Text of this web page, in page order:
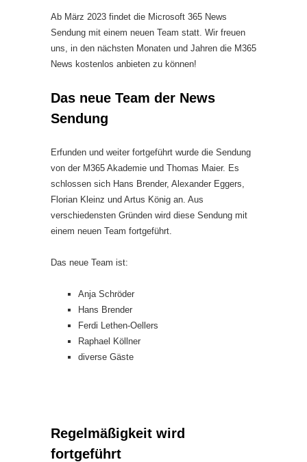
Ab März 2023 findet die Microsoft 365 News
Sendung mit einem neuen Team statt. Wir freuen
uns, in den nächsten Monaten und Jahren die M365
News kostenlos anbieten zu können!
Das neue Team der News
Sendung
Erfunden und weiter fortgeführt wurde die Sendung
von der M365 Akademie und Thomas Maier. Es
schlossen sich Hans Brender, Alexander Eggers,
Florian Kleinz und Artus König an. Aus
verschiedensten Gründen wird diese Sendung mit
einem neuen Team fortgeführt.
Das neue Team ist:
Anja Schröder
Hans Brender
Ferdi Lethen-Oellers
Raphael Köllner
diverse Gäste
Regelmäßigkeit wird
fortgeführt